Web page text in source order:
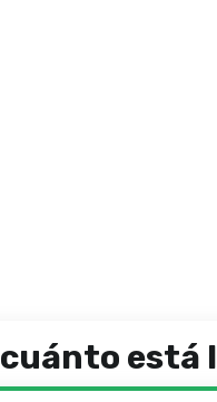
está